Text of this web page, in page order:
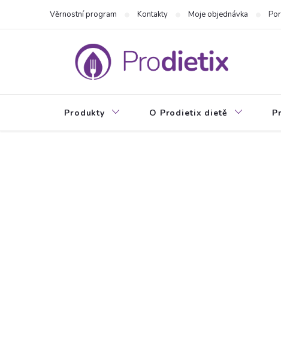
Věrnostní program Kontakty Moje objednávka
Produkty O Prodietix dietě